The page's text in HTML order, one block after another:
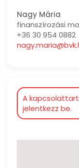
Nagy Mária
finanszírozási
+36 30 954 0882
A
jelentkezz be.